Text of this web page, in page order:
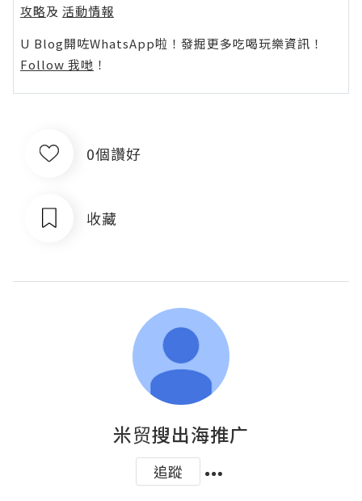
攻略及 活動情報
U Blog開咗WhatsApp啦！發掘更多吃喝玩樂資訊！
Follow 我哋 ！
0個讚好
收藏
米贸搜出海推广
追蹤